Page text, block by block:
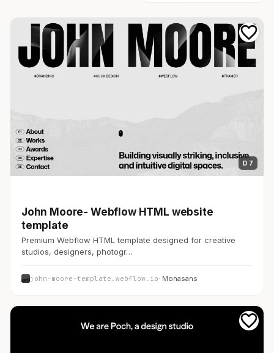
D 7
John Moore- Webflow HTML website
template
Premium Webflow HTML template designed for creative
studios, designers, photogr…
john-moore-template.webflow.io· Monasans